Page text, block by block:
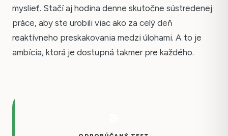
myslieť. Stačí aj hodina denne skutočne sústredenej
práce, aby ste urobili viac ako za celý deň
reaktívneho preskakovania medzi úlohami. A to je
ambícia, ktorá je dostupná takmer pre každého.